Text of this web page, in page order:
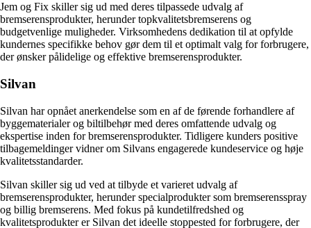
Jem og Fix skiller sig ud med deres tilpassede udvalg af
bremserensprodukter, herunder topkvalitetsbremserens og
budgetvenlige muligheder. Virksomhedens dedikation til at opfylde
kundernes specifikke behov gør dem til et optimalt valg for forbrugere,
der ønsker pålidelige og effektive bremserensprodukter.
Silvan
Silvan har opnået anerkendelse som en af de førende forhandlere af
byggematerialer og biltilbehør med deres omfattende udvalg og
ekspertise inden for bremserensprodukter. Tidligere kunders positive
tilbagemeldinger vidner om Silvans engagerede kundeservice og høje
kvalitetsstandarder.
Silvan skiller sig ud ved at tilbyde et varieret udvalg af
bremserensprodukter, herunder specialprodukter som bremserensspray
og billig bremserens. Med fokus på kundetilfredshed og
kvalitetsprodukter er Silvan det ideelle stoppested for forbrugere, der